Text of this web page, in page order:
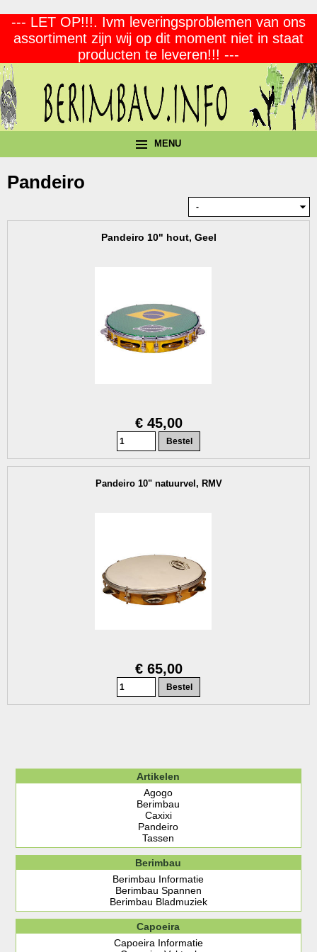
--- LET OP!!!. Ivm leveringsproblemen van ons
assortiment zijn wij op dit moment niet in staat
producten te leveren!!! ---
MENU
Pandeiro
Pandeiro 10" hout, Geel
€ 45,00
Pandeiro 10" natuurvel, RMV
€ 65,00
Artikelen
Agogo
Berimbau
Caxixi
Pandeiro
Tassen
Berimbau
Berimbau Informatie
Berimbau Spannen
Berimbau Bladmuziek
Capoeira
Capoeira Informatie